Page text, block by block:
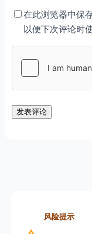
在此浏览器中保
以便下次评论时使
风险提示